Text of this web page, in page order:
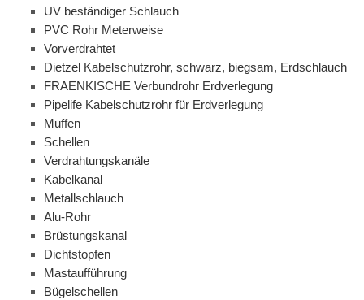
UV beständiger Schlauch
PVC Rohr Meterweise
Vorverdrahtet
Dietzel Kabelschutzrohr, schwarz, biegsam, Erdschlauch
FRAENKISCHE Verbundrohr Erdverlegung
Pipelife Kabelschutzrohr für Erdverlegung
Muffen
Schellen
Verdrahtungskanäle
Kabelkanal
Metallschlauch
Alu-Rohr
Brüstungskanal
Dichtstopfen
Mastaufführung
Bügelschellen